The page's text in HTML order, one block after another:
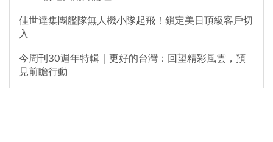
佳世達集團艦隊無人機小隊起飛！鎖定美日頂級客戶切
入
今周刊30週年特輯｜更好的台灣：回望精彩風雲，預
見前瞻行動